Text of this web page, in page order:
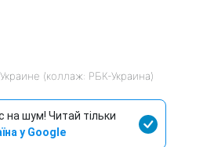
(коллаж: РБК-Украина)
на шум! Читай тільки
у Google